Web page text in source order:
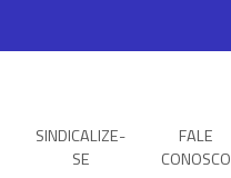
SINDICALIZE-
SE
FALE
CONOSCO